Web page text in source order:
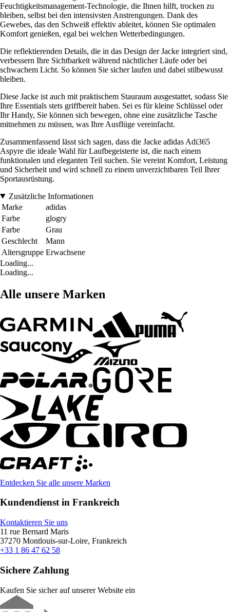
Feuchtigkeitsmanagement-Technologie, die Ihnen hilft, trocken zu
bleiben, selbst bei den intensivsten Anstrengungen. Dank des
Gewebes, das den Schweiß effektiv ableitet, können Sie optimalen
Komfort genießen, egal bei welchen Wetterbedingungen.
Die reflektierenden Details, die in das Design der Jacke integriert sind,
verbessern Ihre Sichtbarkeit während nächtlicher Läufe oder bei
schwachem Licht. So können Sie sicher laufen und dabei stilbewusst
bleiben.
Diese Jacke ist auch mit praktischem Stauraum ausgestattet, sodass Sie
Ihre Essentials stets griffbereit haben. Sei es für kleine Schlüssel oder
Ihr Handy, Sie können sich bewegen, ohne eine zusätzliche Tasche
mitnehmen zu müssen, was Ihre Ausflüge vereinfacht.
Zusammenfassend lässt sich sagen, dass die Jacke adidas Adi365
Aspyre die ideale Wahl für Laufbegeisterte ist, die nach einem
funktionalen und eleganten Teil suchen. Sie vereint Komfort, Leistung
und Sicherheit und wird schnell zu einem unverzichtbaren Teil Ihrer
Sportausrüstung.
Zusätzliche Informationen
Marke
adidas
Farbe
glogry
Farbe
Grau
Geschlecht
Mann
Altersgruppe Erwachsene
Loading...
Loading...
Alle unsere Marken
Entdecken Sie alle unsere Marken
Kundendienst in Frankreich
Kontaktieren Sie uns
11 rue Bernard Maris
37270 Montlouis-sur-Loire, Frankreich
+33 1 86 47 62 58
Sichere Zahlung
Kaufen Sie sicher auf unserer Website ein